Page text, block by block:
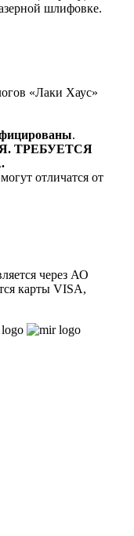
шлифовке.
«Лаки Хаус»
.
ТРЕБУЕТСЯ
отличатся от
через АО
карты VISA,